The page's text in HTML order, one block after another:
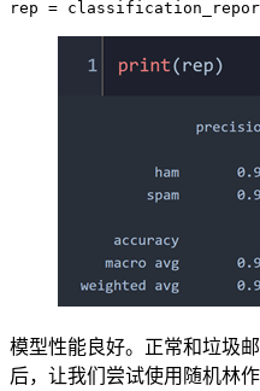
模型性能良好。正常和垃圾
后，让我们尝试使用随机林作